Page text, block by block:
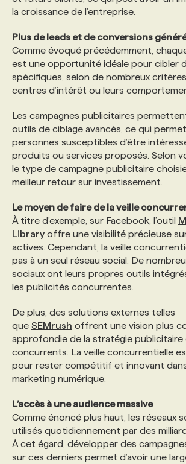
la croissance de l’entreprise.
Plus de leads et de conversions
Comme évoqué précédemment,
est une opportunité idéale pour cibler
spécifiques, selon de nombreux
centres d’intérêt ou leurs
Les campagnes publicitaires
outils de ciblage avancés, ce qui
personnes susceptibles d’être
produits ou services proposés. Selon
le type de campagne publicitaire
meilleur retour sur investissement.
Le moyen de faire de la veille
À titre d’exemple, sur Facebook, l’outil
Library offre une visibilité précieuse
actives. Cependant, la veille
pas à un seul réseau social. De
sociaux ont leurs propres outils
les publicités concurrentes.
De plus, des solutions externes telles
que SEMrush offrent une vision plus
approfondie de la stratégie publicitaire
concurrents. La veille concurrentielle
pour rester compétitif et innovant
marketing numérique.
L’accès à une audience massive
Comme énoncé plus haut, les réseaux
utilisés quotidiennement par des
À cet égard, développer des
sur ces derniers permet d’avoir une